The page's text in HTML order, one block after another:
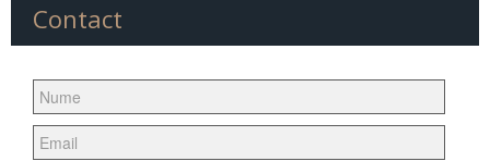
Anvelopa Enduro FIM
Anvelopa Street
Anvelopa Moped
Anvelopa tourensport
Anvelopa Chopper/Cruiser
Contact